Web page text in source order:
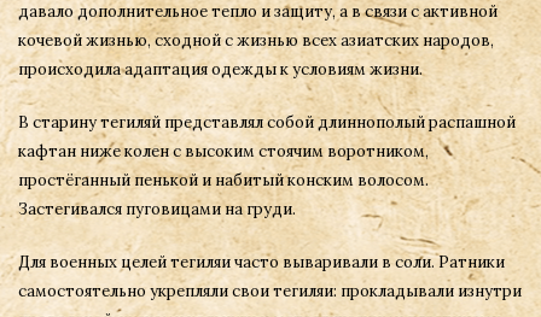
давало дополнительное тепло и защиту, а в связи с активной
кочевой жизнью, сходной с жизнью всех азиатских народов,
происходила адаптация одежды к условиям жизни.
В старину тегиляй представлял собой длиннополый распашной
кафтан ниже колен с высоким стоячим воротником,
простёганный пенькой и набитый конским волосом.
Застегивался пуговицами на груди.
Для военных целей тегиляи часто вываривали в соли. Ратники
самостоятельно укрепляли свои тегиляи: прокладывали изнутри